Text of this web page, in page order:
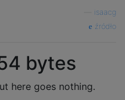
isaacg
źródło
bytes
here goes nothing.